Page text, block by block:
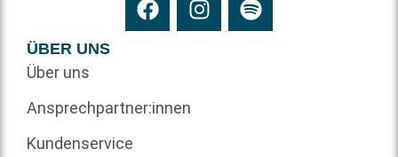
ÜBER UNS
Über uns
Ansprechpartner:innen
Kundenservice